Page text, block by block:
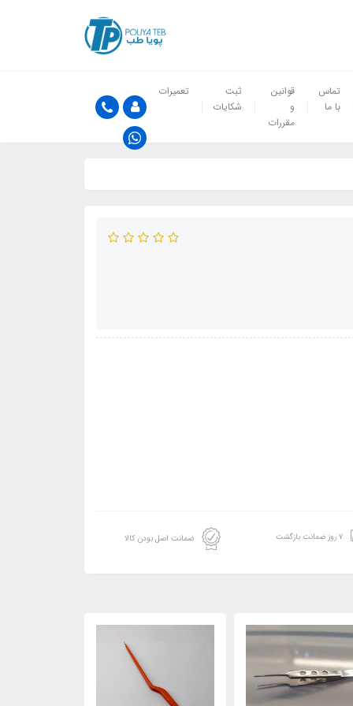
تماس
با ما
قوانین
و
مقررات
ثبت
شکایات
تعمیرات
۷ روز ضمانت بازگشت ضمانت اصل بودن کالا